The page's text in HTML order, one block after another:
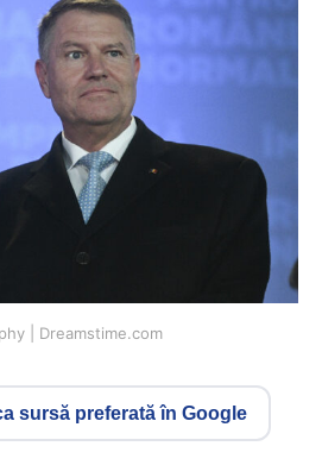
| Dreamstime.com
sursă preferată în Google